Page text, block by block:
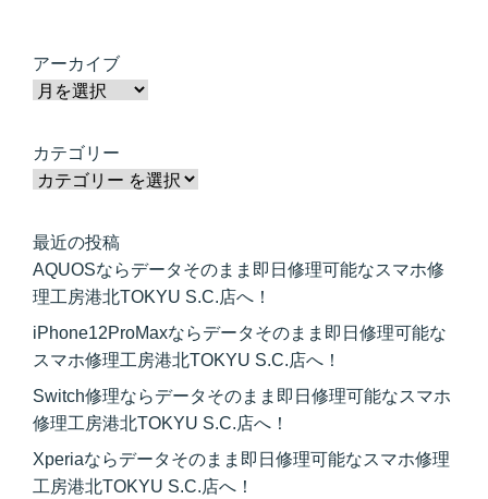
アーカイブ
カテゴリー
最近の投稿
AQUOSならデータそのまま即日修理可能なスマホ修
理工房港北TOKYU S.C.店へ！
iPhone12ProMaxならデータそのまま即日修理可能な
スマホ修理工房港北TOKYU S.C.店へ！
Switch修理ならデータそのまま即日修理可能なスマホ
修理工房港北TOKYU S.C.店へ！
Xperiaならデータそのまま即日修理可能なスマホ修理
工房港北TOKYU S.C.店へ！